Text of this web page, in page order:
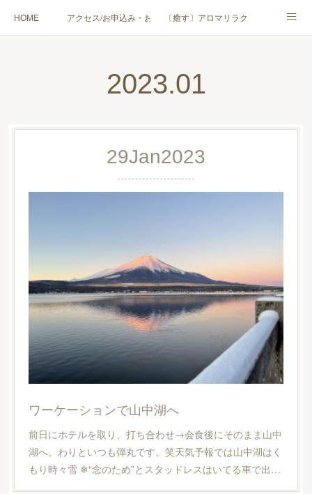
HOME アクセス/お申込み・お問合せ〔癒す〕アロマリラクゼーション
〔愉しむ〕アロマクラフトワークショップ〔使う〕実用アロマテラピー(全4回)
ハンモックタイ古式協会® 厚木校出張講座(個人／企業・団体)
2023.01
29Jan2023
ワーケーションで山中湖へ
前日にホテルを取り、打ち合わせ→会食後にそのまま山中
湖へ。わりといつも弾丸です。笑天気予報では山中湖はく
もり時々雪 ❄︎“念のため”とスタッドレスはいてる車で出…